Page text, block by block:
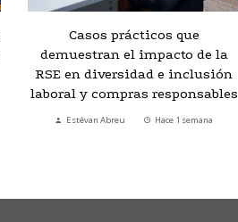
Casos prácticos que
demuestran el impacto de la
RSE en diversidad e inclusión
laboral y compras responsables
Estévan Abreu Hace 1 semana